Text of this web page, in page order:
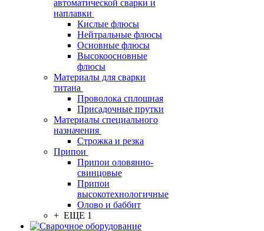
автоматической сварки и
наплавки
Кислые флюсы
Нейтральные флюсы
Основные флюсы
Высокоосновные
флюсы
Материалы для сварки
титана
Проволока сплошная
Присадочные прутки
Материалы специального
назначения
Строжка и резка
Припои
Припои оловянно-
свинцовые
Припои
высокотехнологичные
Олово и баббит
+ ЕЩЕ 1